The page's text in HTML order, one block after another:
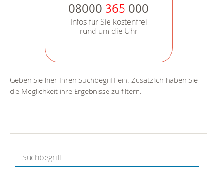
08000 365 000
Infos für Sie kostenfrei
rund um die Uhr
Geben Sie hier Ihren Suchbegriff ein. Zusätzlich haben Sie
die Möglichkeit ihre Ergebnisse zu filtern.